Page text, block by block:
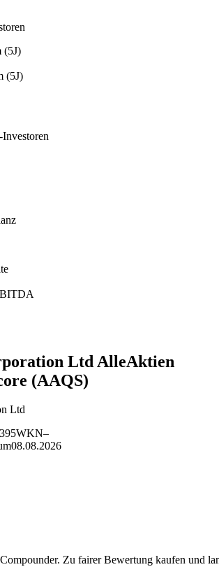
(5J)
(5J)
Ltd AlleAktien
(AAQS)
Ltd
WKN–
08.08.2026
Zu fairer Bewertung kaufen und